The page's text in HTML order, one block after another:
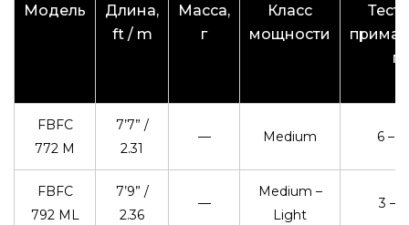
Модель
Длина,
ft / m
Масса,
г
Класс
мощности
Тест
г
FBFC
772 M
7’7” /
2.31
— Medium 6 –
FBFC
792 ML
7’9” /
2.36
—
Medium –
Light
3 –